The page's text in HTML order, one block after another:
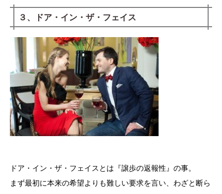
３、ドア・イン・ザ・フェイス
ドア・イン・ザ・フェイスとは『譲歩の返報性』の事。
まず最初に本来の希望よりも難しい要求を言い、わざと断ら